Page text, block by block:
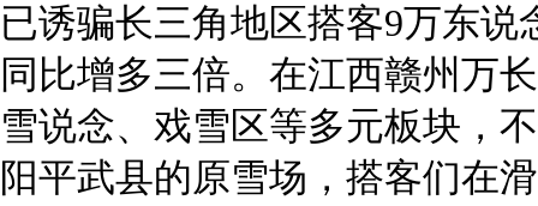
已诱骗长三角地区搭客9万东
同比增多三倍。在江西赣州万
雪说念、戏雪区等多元板块，
阳平武县的原雪场，搭客们在